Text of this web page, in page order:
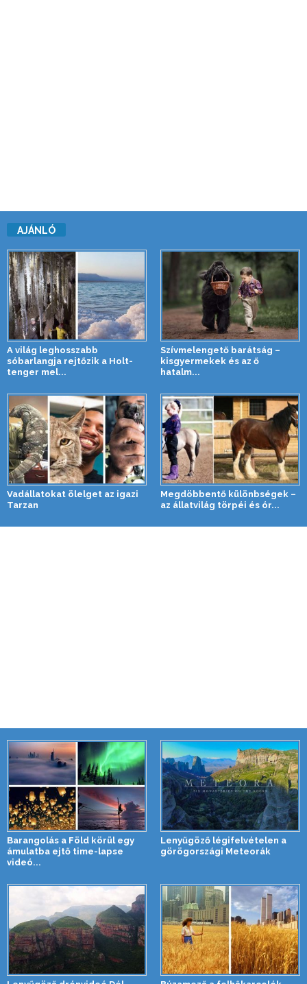
AJÁNLÓ
A világ leghosszabb
sóbarlangja rejtőzik a Holt-
tenger mel...
Szívmelengető barátság –
kisgyermekek és az ő
hatalm...
Vadállatokat ölelget az igazi
Tarzan
Megdöbbentő különbségek –
az állatvilág törpéi és ór...
Barangolás a Föld körül egy
ámulatba ejtő time-lapse
videó...
Lenyűgöző légifelvételen a
görögországi Meteorák